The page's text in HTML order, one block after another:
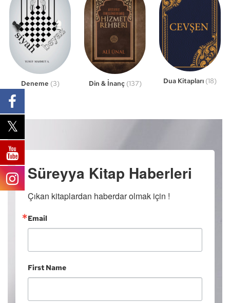
Deneme (3) Din & İnanç (137) Dua Kitapları (18)
Süreyya Kitap Haberleri
Çıkan kitaplardan haberdar olmak için !
Email
First Name